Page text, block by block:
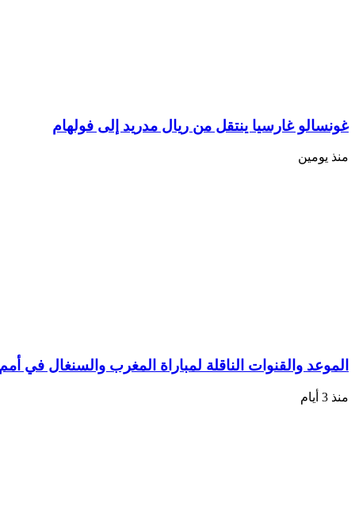
غونسالو غارسيا ينتقل من ريال مدريد إلى فولهام
منذ يومين
الموعد والقنوات الناقلة لمباراة المغرب والسنغال في
منذ 3 أيام